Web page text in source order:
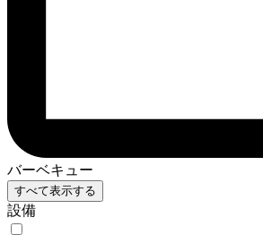
バーベキュー
すべて表示する
設備